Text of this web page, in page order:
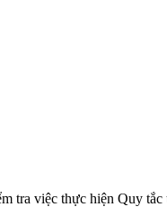
việc thực hiện Quy